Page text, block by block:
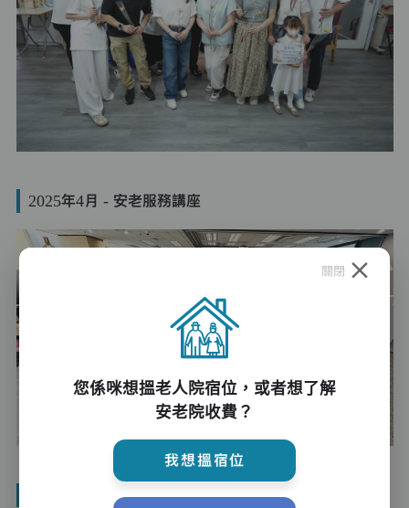
2025年4月 - 安老服務講座
2025年3月 - Cellmax Health 痛症運動工作坊
關閉
您係咪想搵老人院宿位，或者想了解
安老院收費？
我想搵宿位